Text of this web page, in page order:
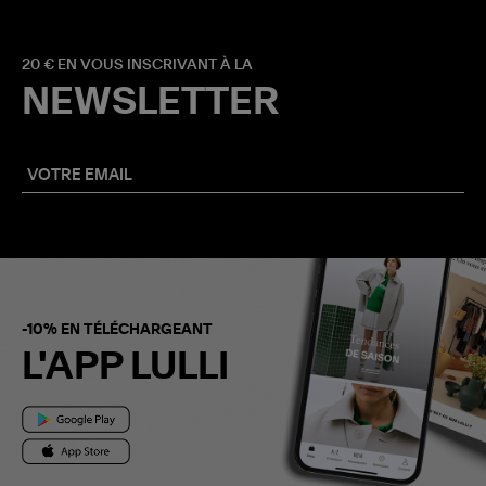
20 € EN VOUS INSCRIVANT À LA
NEWSLETTER
-10% EN TÉLÉCHARGEANT
L'APP LULLI